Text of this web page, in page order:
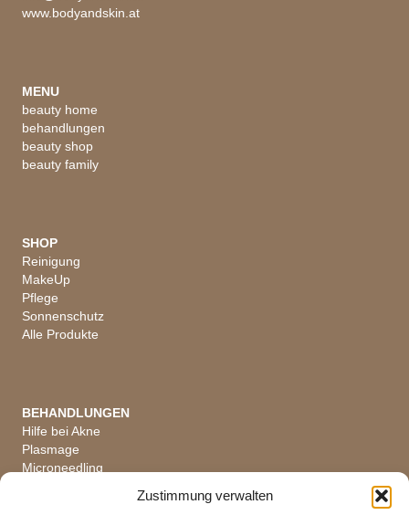
Zustimmung verwalten
www.bodyandskin.at
MENU
beauty home
behandlungen
beauty shop
beauty family
SHOP
Reinigung
MakeUp
Pflege
Sonnenschutz
Alle Produkte
BEHANDLUNGEN
Hilfe bei Akne
Plasmage
Microneedling